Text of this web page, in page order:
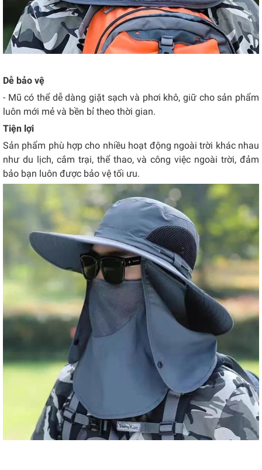
Dễ bảo vệ
- Mũ có thể dễ dàng giặt sạch và phơi khô, giữ cho sản phẩm
luôn mới mẻ và bền bỉ theo thời gian.
Tiện lợi
Sản phẩm phù hợp cho nhiều hoạt động ngoài trời khác nhau
như du lịch, cắm trại, thể thao, và công việc ngoài trời, đảm
bảo bạn luôn được bảo vệ tối ưu.